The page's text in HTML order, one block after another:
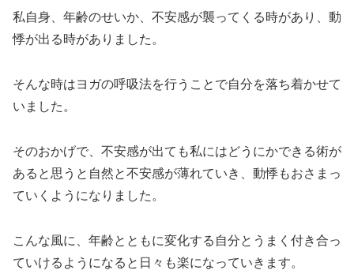
私自身、年齢のせいか、不安感が襲ってくる時があり、動
悸が出る時がありました。
そんな時はヨガの呼吸法を行うことで自分を落ち着かせて
いました。
そのおかげで、不安感が出ても私にはどうにかできる術が
あると思うと自然と不安感が薄れていき、動悸もおさまっ
ていくようになりました。
こんな風に、年齢とともに変化する自分とうまく付き合っ
ていけるようになると日々も楽になっていきます。